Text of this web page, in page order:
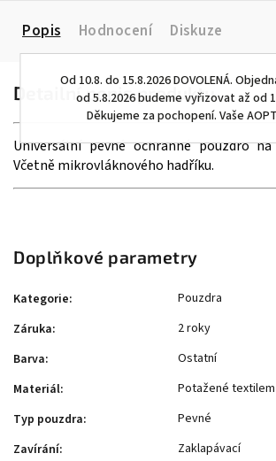
Od 10.8. do 15.8.2026 DOVOLENÁ.
od 5.8.2026 budeme vyřizovat až od
Děkujeme za pochopení. Vaše
Popis Hodnocení Diskuze
Detailní popis produktu
Universální pevné ochranné pouzdro
Včetně mikrovláknového hadříku.
Doplňkové parametry
Kategorie:
Pouzdra
Záruka:
2 roky
Barva:
Ostatní
Materiál:
Potažené textilem
Typ pouzdra:
Pevné
Zavírání:
Zaklapávací